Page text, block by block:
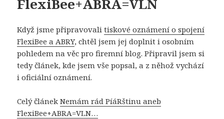
FlexiBee+ABRA=VLN
Když jsme připravovalitiskové oznámení o spojení
FlexiBee a ABRY, chtěl jsem jej doplnit i osobním
pohledem na věc pro firemní blog. Připravil jsem si
tedy článek, kde jsem vše popsal, a z něhož vychází
i oficiální oznámení.
Celý článekNemám rád PíáRštinu aneb
FlexiBee+ABRA=VLN…